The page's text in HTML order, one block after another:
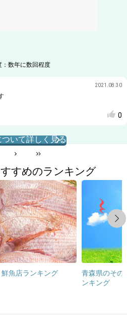
数年に数回程度
2021.08.30
0
いて詳しく見る
すめのランキング
魚店ランキング
青森県のその
ンキング
Next